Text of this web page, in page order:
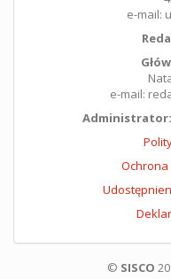
e-mail:
e-mail:
Administrator:
© SISCO